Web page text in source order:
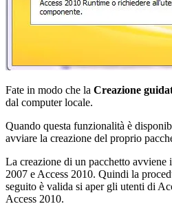
Fate in modo che la Creazione
dal computer locale.
Quando questa funzionalità è
avviare la creazione del proprio
La creazione di un pacchetto
2007 e Access 2010. Quindi la
seguito è valida si aper gli utenti di
Access 2010.